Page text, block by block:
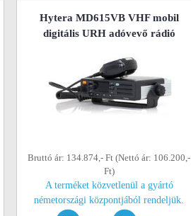
Hytera MD615VB VHF mobil
digitális URH adóvevő rádió
Bruttó ár: 134.874,- Ft (Nettó ár: 106.200,-
Ft)
A terméket közvetlenül a gyártó
németországi központjából rendeljük.